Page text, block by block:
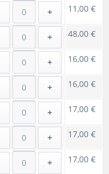
+ 11,00 €
+ 48,00 €
+ 16,00 €
+ 16,00 €
+ 17,00 €
+ 17,00 €
+ 17,00 €